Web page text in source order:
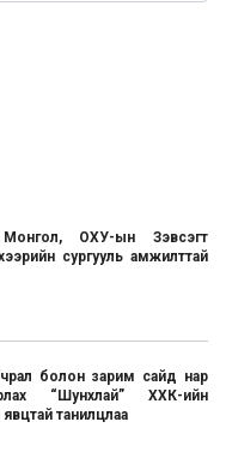
Монгол, ОХУ-ын Зэвсэгт
сургууль амжилттай
болон зарим сайд нар
“Шунхлай” ХХК-ийн
танилцлаа